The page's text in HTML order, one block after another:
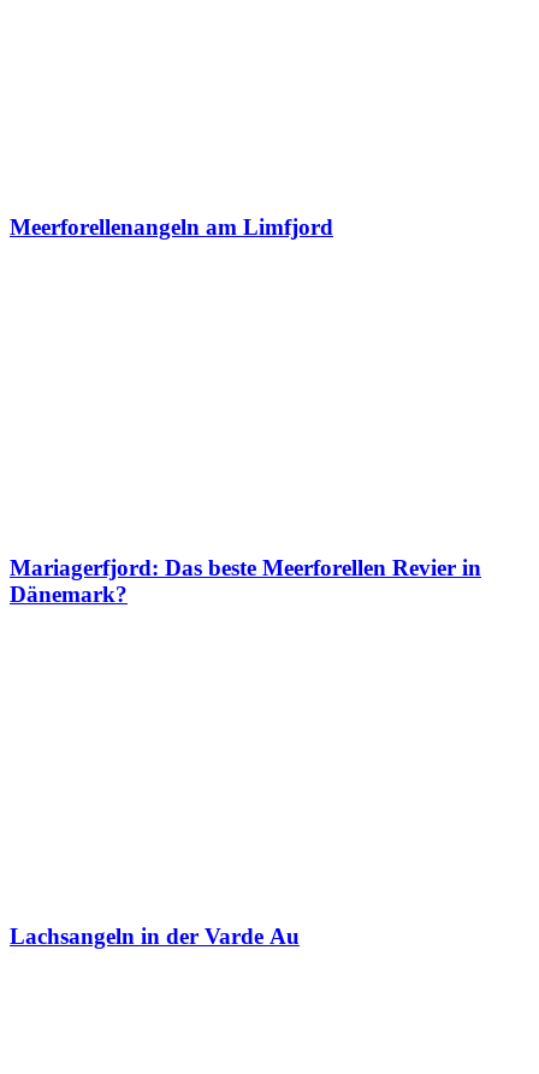
Meerforellenangeln am Limfjord
Mariagerfjord: Das beste Meerforellen Revier in
Dänemark?
Lachsangeln in der Varde Au